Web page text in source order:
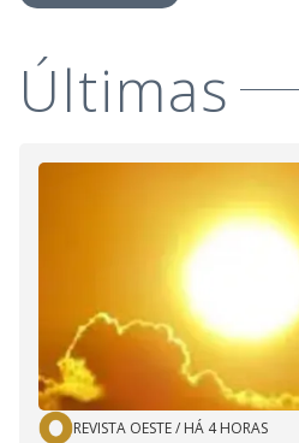
Últimas
REVISTA OESTE/ HÁ 4 HORAS